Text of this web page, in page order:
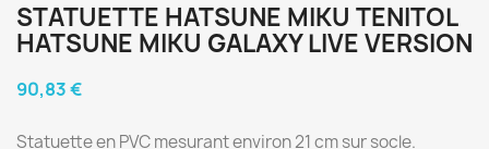
STATUETTE HATSUNE MIKU TENITOL
HATSUNE MIKU GALAXY LIVE VERSION
90,83 €
Statuette en PVC mesurant environ 21 cm sur socle.